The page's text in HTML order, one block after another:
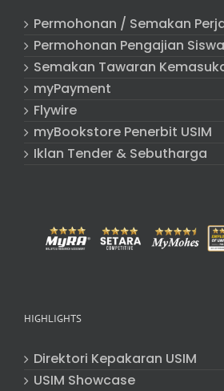
Permohonan / Semakan
Permohonan Pengajian
Semakan Tawaran
myPayment
Flywire
myBookstore Penerbit USIM
Iklan Tender & Sebutharga
HIGHLIGHTS
Direktori Kepakaran USIM
USIM Showcase